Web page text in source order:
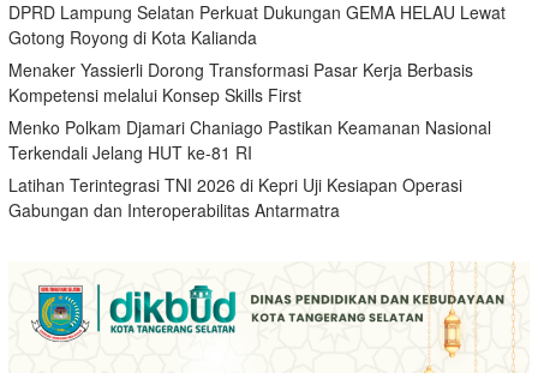
DPRD Lampung Selatan Perkuat Dukungan GEMA HELAU Lewat
Gotong Royong di Kota Kalianda
Menaker Yassierli Dorong Transformasi Pasar Kerja Berbasis
Kompetensi melalui Konsep Skills First
Menko Polkam Djamari Chaniago Pastikan Keamanan Nasional
Terkendali Jelang HUT ke-81 RI
Latihan Terintegrasi TNI 2026 di Kepri Uji Kesiapan Operasi
Gabungan dan Interoperabilitas Antarmatra